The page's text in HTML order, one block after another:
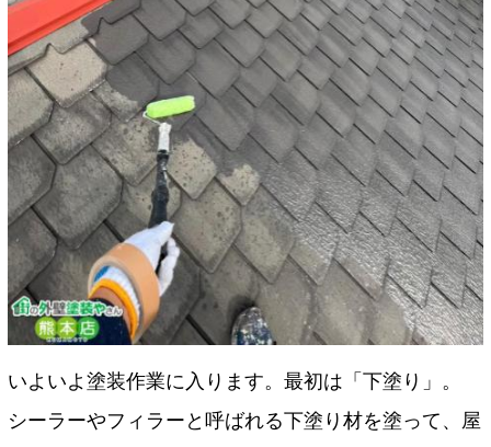
いよいよ塗装作業に入ります。最初は「下塗り」。
シーラーやフィラーと呼ばれる下塗り材を塗って、屋